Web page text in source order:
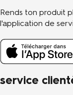
service
Rends ton produit
l'application de